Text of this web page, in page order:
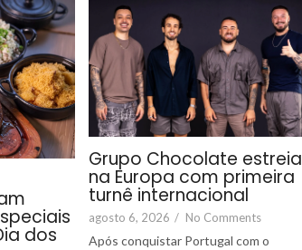
dos
Grupo Chocolate estreia
na Europa com primeira
turnê internacional
agosto 6, 2026 / No Comments
Após conquistar Portugal com o